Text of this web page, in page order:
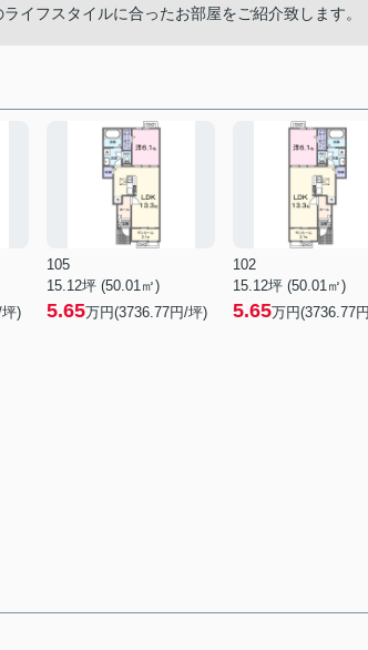
イフスタイルに合ったお部屋をご紹介致します。
)
105
15.12坪 (50.01㎡)
5.65万円(3736.77円/坪)
102
15.12坪 (50.01㎡)
5.65万円(3736.77